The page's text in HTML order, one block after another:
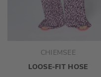
CHIEMSEE
LOOSE-FIT HOSE